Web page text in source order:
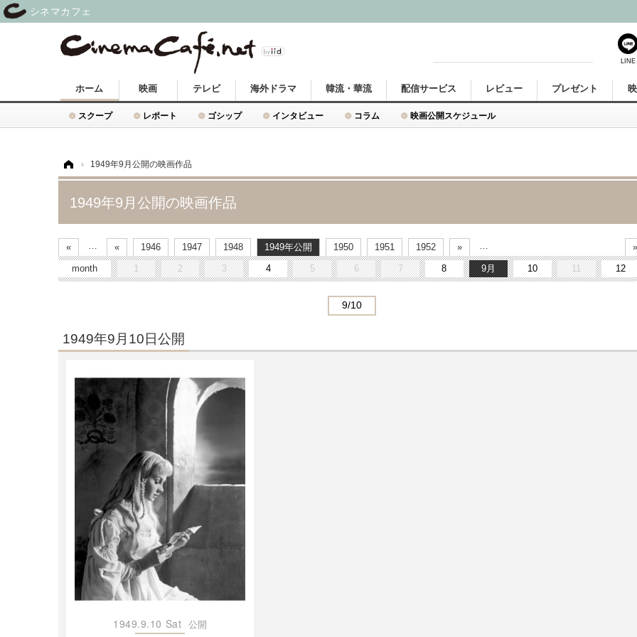
ホーム
スクープ レポート ゴシップ インタビュー コラム 映画公開スケジュール
映画 テレビ 海外ドラマ 韓流・華流 配信サービス レビュー プレゼント
› 1949年9月公開の映画作品
1949年9月公開の映画作品
« … « 1946 1947 1948 1949 1950 1951 1952 » …
»
month
1 2 3 4 5 6 7 8 9 10 11 12
9/10
1949年9月10日公開
1949.9.10 Sat 公開
LINE
シネマカフェ